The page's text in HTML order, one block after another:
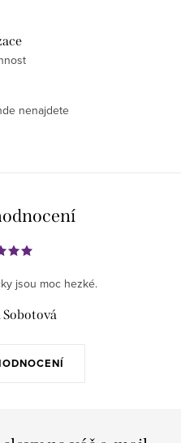
nenajdete
jsou moc hezké.